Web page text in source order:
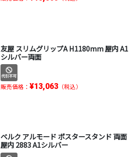
友屋 スリムグリップA H1180mm 屋内 A1
シルバー両面
販売価格： ¥13,063（税込）
ベルク アルモード ポスタースタンド 両面
屋内 2883 A1シルバー